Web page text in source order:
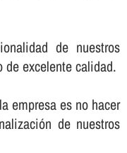
de nuestros
de excelente calidad.
empresa es no hacer
de nuestros